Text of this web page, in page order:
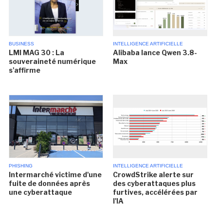
BUSINESS
LMI MAG 30 : La
souveraineté numérique
s'affirme
INTELLIGENCE ARTIFICIELLE
Alibaba lance Qwen 3.8-
Max
PHISHING
Intermarché victime d'une
fuite de données après
une cyberattaque
INTELLIGENCE ARTIFICIELLE
CrowdStrike alerte sur
des cyberattaques plus
furtives, accélérées par
l'IA